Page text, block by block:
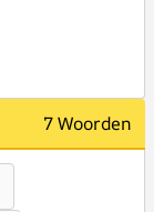
7 Woorden